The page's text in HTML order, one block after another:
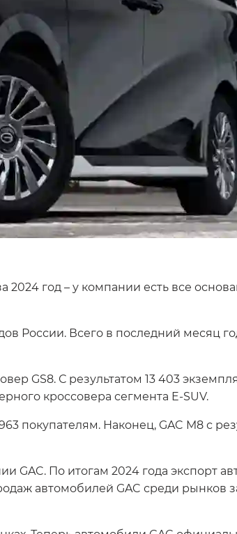
2024 год – у компании есть все
России. Всего в последний месяц
GS8. С результатом 13 403
кроссовера сегмента E-SUV.
покупателям. Наконец, GAC M8 с
GAC. По итогам 2024 года экспорт
автомобилей GAC среди рынков